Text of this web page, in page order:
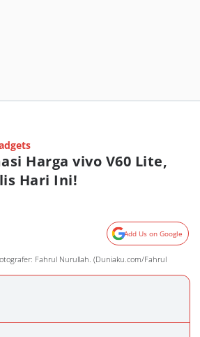
Harga vivo V60 Lite,
Hari Ini!
Add Us on Google
Fahrul Nurullah. (Duniaku.com/Fahrul